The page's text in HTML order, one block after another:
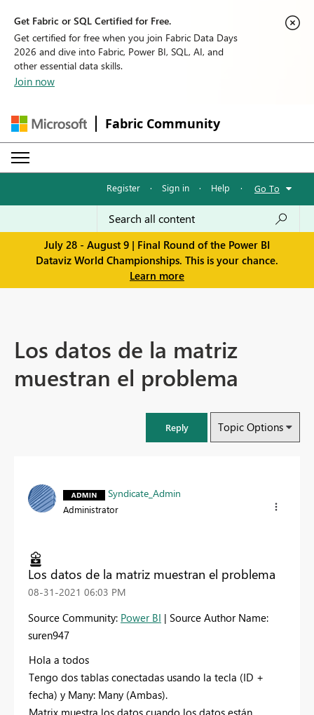
Get Fabric or SQL Certified for Free.
Get certified for free when you join Fabric Data Days
2026 and dive into Fabric, Power BI, SQL, AI, and
other essential data skills.
Join now
Fabric Community
Register · Sign in · Help · Go To
July 28 - August 9 | Final Round of the Power BI
Dataviz World Championships. This is your chance.
Learn more
Los datos de la matriz
muestran el problema
Reply Topic Options
Syndicate_Admin
Administrator
Los datos de la matriz muestran el problema
‎08-31-2021 06:03 PM
Source Community: Power BI | Source Author Name:
suren947
Hola a todos
Tengo dos tablas conectadas usando la tecla (ID +
fecha) y Many: Many (Ambas).
Matrix muestra los datos cuando los datos están